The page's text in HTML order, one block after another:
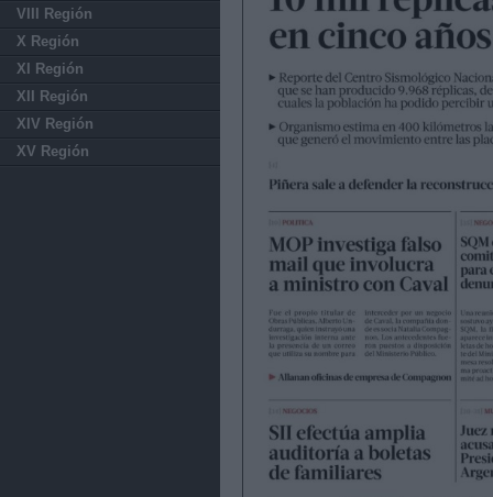
VIII Región
X Región
XI Región
XII Región
XIV Región
XV Región